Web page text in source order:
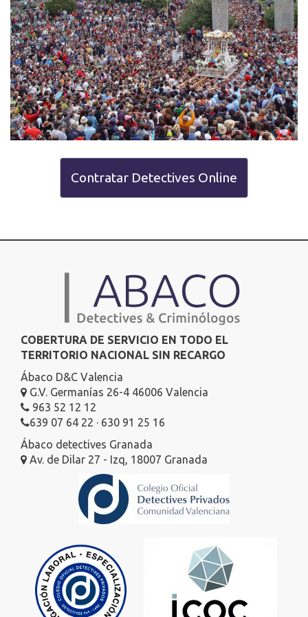
Contratar Detectives Online
COBERTURA DE SERVICIO EN TODO EL
TERRITORIO NACIONAL SIN RECARGO
Ábaco D&C Valencia
G.V. Germanías 26-4 46006 Valencia
963 52 12 12
639 07 64 22 · 630 91 25 16
Ábaco detectives Granada
Av. de Dilar 27 - Izq, 18007 Granada